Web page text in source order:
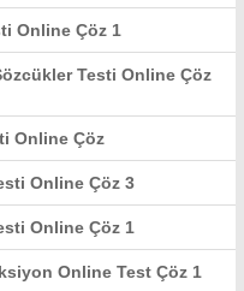
Online Çöz 1
Testi Online Çöz
Online Çöz
Online Çöz 3
Online Çöz 1
Online Test Çöz 1